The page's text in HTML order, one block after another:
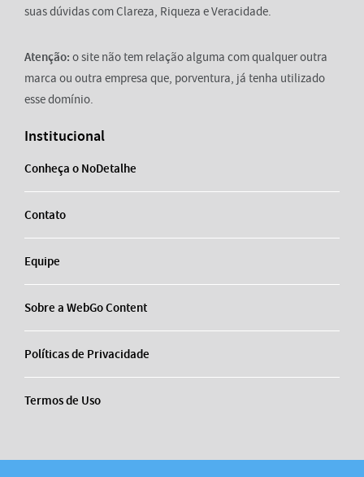
suas dúvidas com Clareza, Riqueza e Veracidade.
Atenção: o site não tem relação alguma com qualquer outra
marca ou outra empresa que, porventura, já tenha utilizado
esse domínio.
Institucional
Conheça o NoDetalhe
Contato
Equipe
Sobre a WebGo Content
Políticas de Privacidade
Termos de Uso